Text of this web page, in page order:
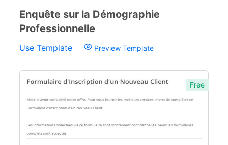
Enquête sur la Démographie
Professionnelle
Use Template Preview Template
Free